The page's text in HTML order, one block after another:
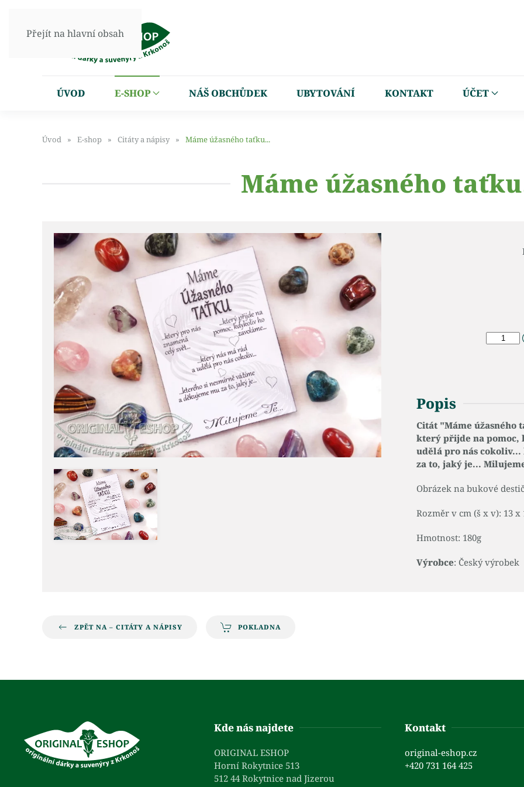
Přejít na hlavní obsah
ÚVOD E-SHOP NÁŠ OBCHŮDEK UBYTOVÁNÍ KONTAKT ÚČET
Úvod E-shop Citáty a nápisy Máme úžasného taťku...
Máme úžasného
Popis
Citát "Máme úžasného
který přijde na pomoc,
udělá pro nás
za to, jaký je...
Obrázek na bukové
Rozměr v cm (š x v): 13 x
Hmotnost: 180g
Výrobce: Český výrobek
ZPĚT NA – CITÁTY A NÁPISY POKLADNA
Kde nás najdete
ORIGINAL ESHOP
Horní Rokytnice 513
512 44 Rokytnice nad Jizerou
Kontakt
original-eshop.cz
+420 731 164 425